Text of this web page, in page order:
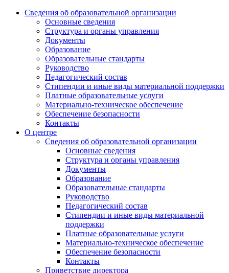
Сведения об образовательной организации
Основные сведения
Структура и органы управления
Документы
Образование
Образовательные стандарты
Руководство
Педагогический состав
Стипендии и иные виды материальной поддержки
Платные образовательные услуги
Материально-техническое обеспечение
Обеспечение безопасности
Контакты
О центре
Сведения об образовательной организации
Основные сведения
Структура и органы управления
Документы
Образование
Образовательные стандарты
Руководство
Педагогический состав
Стипендии и иные виды материальной
поддержки
Платные образовательные услуги
Материально-техническое обеспечение
Обеспечение безопасности
Контакты
Приветствие директора